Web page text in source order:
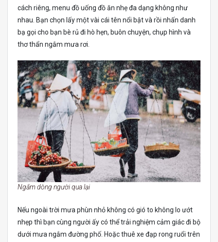
cách riêng, menu đồ uống đồ ăn nhẹ đa dạng không như
nhau. Bạn chọn lấy một vài cái tên nổi bật và rồi nhấn danh
bạ gọi cho bạn bè rủ đi hò hẹn, buôn chuyện, chụp hình và
thơ thẩn ngắm mưa rơi.
Ngắm dòng người qua lại
Nếu ngoài trời mưa phùn nhỏ không có gió to không lo ướt
nhẹp thì bạn cùng người ấy có thể trải nghiệm cảm giác đi bộ
dưới mưa ngắm đường phố. Hoặc thuê xe đạp rong ruổi trên